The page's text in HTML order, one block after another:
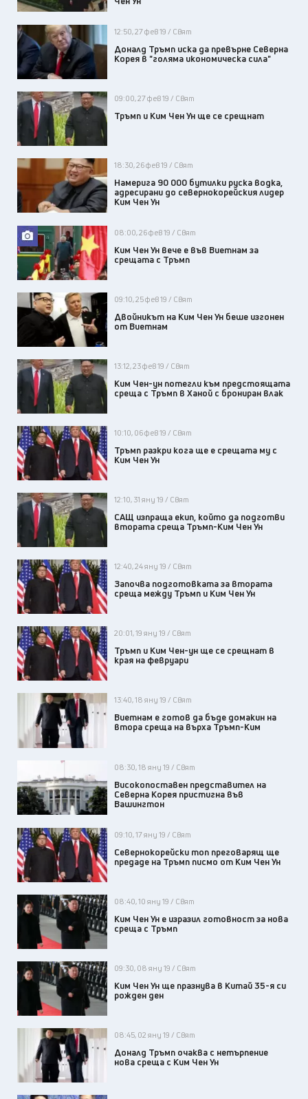
12:50, 27 фев 19 / Свят
Доналд Тръмп иска да превърне Северна
Корея в "голяма икономическа сила"
09:00, 27 фев 19 / Свят
Тръмп и Ким Чен Ун ще се срещнат
18:30, 26 фев 19 / Свят
Намерига 90 000 бутилки руска водка,
адресирани до севернокорейския лидер
Ким Чен Ун
08:00, 26 фев 19 / Свят
Ким Чен Ун вече е във Виетнам за
срещата с Тръмп
09:10, 25 фев 19 / Свят
Двойникът на Ким Чен Ун беше изгонен
от Виетнам
13:12, 23 фев 19 / Свят
Ким Чен-ун потегли към предстоящата
среща с Тръмп в Ханой с брониран влак
10:10, 06 фев 19 / Свят
Тръмп разкри кога ще е срещата му с
Ким Чен Ун
12:10, 31 яну 19 / Свят
САЩ изпраща екип, който да подготви
втората среща Тръмп-Ким Чен Ун
12:40, 24 яну 19 / Свят
Започва подготовката за втората
среща между Тръмп и Ким Чен Ун
20:01, 19 яну 19 / Свят
Тръмп и Ким Чен-ун ще се срещнат в
края на февруари
13:40, 18 яну 19 / Свят
Виетнам е готов да бъде домакин на
втора среща на върха Тръмп-Ким
08:30, 18 яну 19 / Свят
Високопоставен представител на
Северна Корея пристигна във
Вашингтон
09:10, 17 яну 19 / Свят
Севернокорейски топ преговарящ ще
предаде на Тръмп писмо от Ким Чен Ун
08:40, 10 яну 19 / Свят
Ким Чен Ун е изразил готовност за нова
среща с Тръмп
09:30, 08 яну 19 / Свят
Ким Чен Ун ще празнува в Китай 35-я си
рожден ден
08:45, 02 яну 19 / Свят
Доналд Тръмп очаква с нетърпение
нова среща с Ким Чен Ун